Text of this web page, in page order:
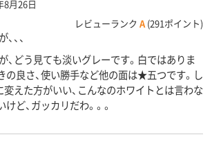
8月26日
レビューランク A (291ポイント)
、、
、どう見ても淡いグレーです。白ではありま
の良さ、使い勝手など他の面は★五つです。し
変えた方がいい、こんなのホワイトとは言わな
ど、ガッカリだわ。。。